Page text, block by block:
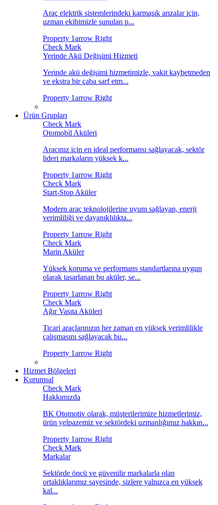
Araç elektrik sistemlerindeki karmaşık arızalar için,
uzman ekibimizle sunulan p...
Yerinde Akü Değişimi Hizmeti
Yerinde akü değişimi hizmetimizle, vakit kaybetmeden
ve ekstra bir çaba sarf etm...
Ürün Grupları
Otomobil Aküleri
Aracınız için en ideal performansı sağlayacak, sektör
lideri markaların yüksek k...
Start-Stop Aküler
Modern araç teknolojilerine uyum sağlayan, enerji
verimliliği ve dayanıklılıkta...
Marin Aküler
Yüksek koruma ve performans standartlarına uygun
olarak tasarlanan bu aküler, se...
Ağır Vasıta Aküleri
Ticari araçlarınızın her zaman en yüksek verimlilikle
çalışmasını sağlayacak bu...
Hizmet Bölgeleri
Kurumsal
Hakkımızda
BK Otomotiv olarak, müşterilerimize hizmetlerimiz,
ürün yelpazemiz ve sektördeki uzmanlığımız hakkın...
Markalar
Sektörde öncü ve güvenilir markalarla olan
ortaklıklarımız sayesinde, sizlere yalnızca en yüksek
kal...